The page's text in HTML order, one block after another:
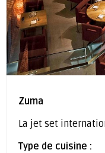
Zuma
La jet set
Type de cuisine :